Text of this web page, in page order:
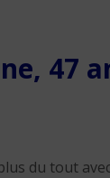
47
du tout